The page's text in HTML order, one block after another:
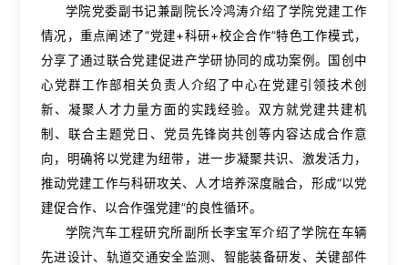
学院党委副书记兼副院长冷鸿涛介绍了学院党建工作
情况，重点阐述了“党建+科研+校企合作”特色工作模式，
分享了通过联合党建促进产学研协同的成功案例。国创中
心党群工作部相关负责人介绍了中心在党建引领技术创
新、凝聚人才力量方面的实践经验。双方就党建共建机
制、联合主题党日、党员先锋岗共创等内容达成合作意
向，明确将以党建为纽带，进一步凝聚共识、激发活力，
推动党建工作与科研攻关、人才培养深度融合，形成“以党
建促合作、以合作强党建”的良性循环。
学院汽车工程研究所副所长李宝军介绍了学院在车辆
先进设计、轨道交通安全监测、智能装备研发、关键部件